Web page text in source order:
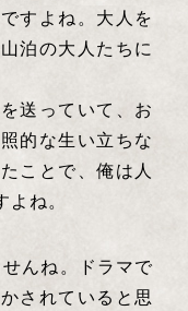
すよね。大人を
泊の大人たちに
送っていて、お
的な生い立ちな
ことで、俺は人
ね。
んね。ドラマで
されていると思